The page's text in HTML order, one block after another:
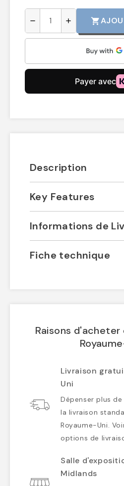
remove add shopping_cart
Description
Key Features
Informations de
Fiche technique
Raisons d'acheter
Livraison
Uni
Dépenser plus
la livraison
Royaume-Uni.
options de
Salle
Midlands